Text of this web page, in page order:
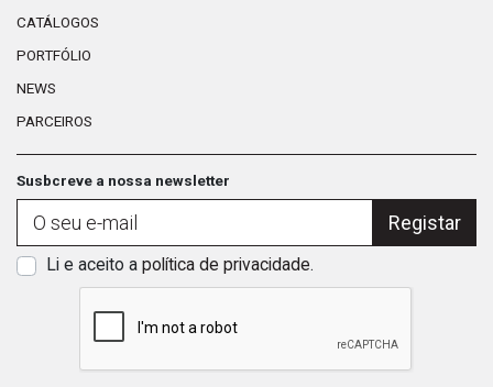
CATÁLOGOS
PORTFÓLIO
NEWS
PARCEIROS
Susbcreve a nossa newsletter
Registar
Li e aceito a política de privacidade.